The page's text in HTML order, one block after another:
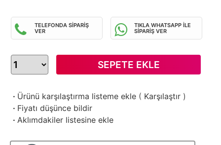
TELEFONDA SİPARİŞ
VER
TIKLA WHATSAPP İLE
SİPARİŞ VER
SEPETE EKLE
· Ürünü karşılaştırma listeme ekle ( Karşılaştır )
· Fiyatı düşünce bildir
· Aklımdakiler listesine ekle